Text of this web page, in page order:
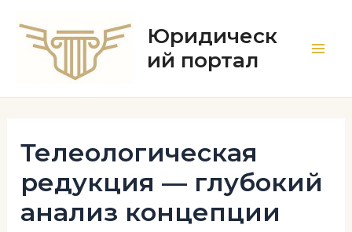
содержимому
Юридическ
ий портал
Телеологическая
редукция — глубокий
анализ концепции